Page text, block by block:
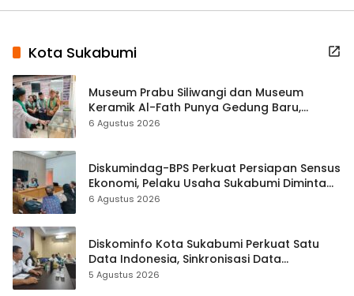
Kota Sukabumi
Museum Prabu Siliwangi dan Museum
Keramik Al-Fath Punya Gedung Baru,
Hampir 500 Koleksi Dipisahkan
6 Agustus 2026
Diskumindag-BPS Perkuat Persiapan Sensus
Ekonomi, Pelaku Usaha Sukabumi Diminta
Terbuka Beri Data
6 Agustus 2026
Diskominfo Kota Sukabumi Perkuat Satu
Data Indonesia, Sinkronisasi Data
Kewilayahan Dikebut
5 Agustus 2026